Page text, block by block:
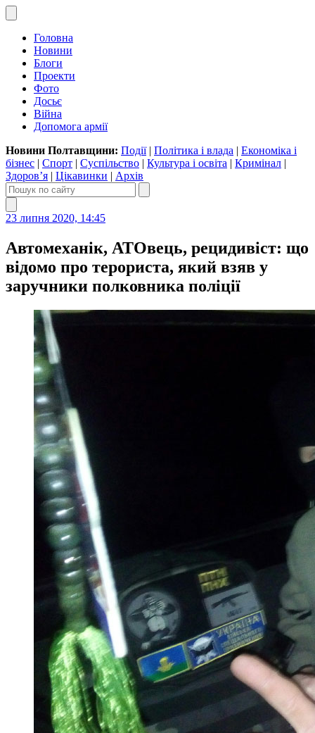
Головна
Новини
Блоги
Проекти
Фото
Досьє
Війна
Допомога армії
Новини Полтавщини: Події| Політика і влада | Економіка і
бізнес | Спорт | Суспільство | Культура і освіта | Кримінал |
Здоров’я | Цікавинки | Архів
23 липня 2020, 14:45
Автомеханік, АТОвець, рецидивіст: що
відомо про терориста, який взяв у
заручники полковника поліції